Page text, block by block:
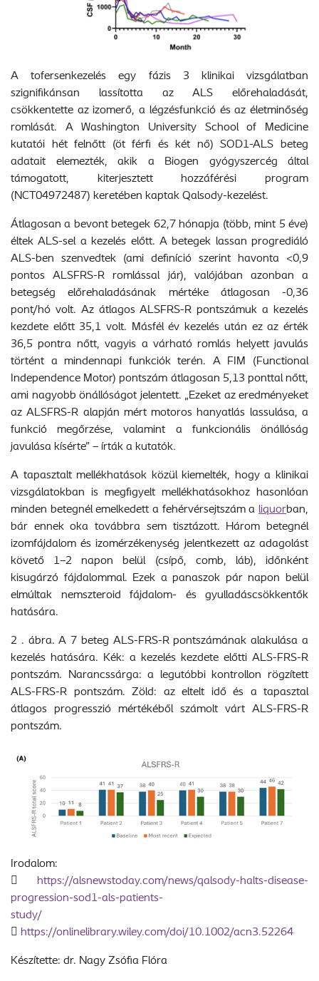
A tofersenkezelés egy fázis 3 klinikai vizsgálatban
szignifikánsan lassította az ALS előrehaladását,
csökkentette az izomerő, a légzésfunkció és az életminőség
romlását. A Washington University School of Medicine
kutatói hét felnőtt (öt férfi és két nő) SOD1-ALS beteg
adatait elemezték, akik a Biogen gyógyszercég által
támogatott, kiterjesztett hozzáférési program
(NCT04972487) keretében kaptak Qalsody-kezelést.
Átlagosan a bevont betegek 62,7 hónapja (több, mint 5 éve)
éltek ALS-sel a kezelés előtt. A betegek lassan progrediáló
ALS-ben szenvedtek (ami definíció szerint havonta <0,9
pontos ALSFRS-R romlással jár), valójában azonban a
betegség előrehaladásának mértéke átlagosan -0,36
pont/hó volt. Az átlagos ALSFRS-R pontszámuk a kezelés
kezdete előtt 35,1 volt. Másfél év kezelés után ez az érték
36,5 pontra nőtt, vagyis a várható romlás helyett javulás
történt a mindennapi funkciók terén. A FIM (Functional
Independence Motor) pontszám átlagosan 5,13 ponttal nőtt,
ami nagyobb önállóságot jelentett. „Ezeket az eredményeket
az ALSFRS-R alapján mért motoros hanyatlás lassulása, a
funkció megőrzése, valamint a funkcionális önállóság
javulása kísérte” – írták a kutatók.
A tapasztalt mellékhatások közül kiemelték, hogy a klinikai
vizsgálatokban is megfigyelt mellékhatásokhoz hasonlóan
minden betegnél emelkedett a fehérvérsejtszám a liquorban,
bár ennek oka továbbra sem tisztázott. Három betegnél
izomfájdalom és izomérzékenység jelentkezett az adagolást
követő 1–2 napon belül (csípő, comb, láb), időnként
kisugárzó fájdalommal. Ezek a panaszok pár napon belül
elmúltak nemszteroid fájdalom- és gyulladáscsökkentők
hatására.
2 . ábra. A 7 beteg ALS-FRS-R pontszámának alakulása a
kezelés hatására. Kék: a kezelés kezdete előtti ALS-FRS-R
pontszám. Narancssárga: a legutóbbi kontrollon rögzített
ALS-FRS-R pontszám. Zöld: az eltelt idő és a tapasztal
átlagos progresszió mértékéből számolt várt ALS-FRS-R
pontszám.
Irodalom:
 https://alsnewstoday.com/news/qalsody-halts-disease-
progression-sod1-als-patients-
study/
 https://onlinelibrary.wiley.com/doi/10.1002/acn3.52264
Készítette: dr. Nagy Zsófia Flóra